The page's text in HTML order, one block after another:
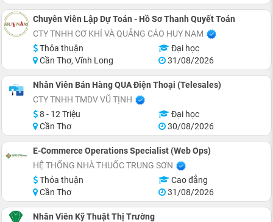
Chuyên Viên Lập Dự Toán - Hồ Sơ Thanh Quyết Toán
CTY TNHH CƠ KHÍ VÀ QUẢNG CÁO HUY NAM
Thỏa thuận
Đại học
Cần Thơ, Vĩnh Long
31/08/2026
Nhân Viên Bán Hàng QUA Điện Thoại (Telesales)
CTY TNHH TMDV VŨ TỊNH
8 - 12 Triệu
Đại học
Cần Thơ
30/08/2026
E-Commerce Operations Specialist (Web Ops)
HỆ THỐNG NHÀ THUỐC TRUNG SƠN
Thỏa thuận
Cao đẳng
Cần Thơ
31/08/2026
Nhân Viên Kỹ Thuật Thị Trường